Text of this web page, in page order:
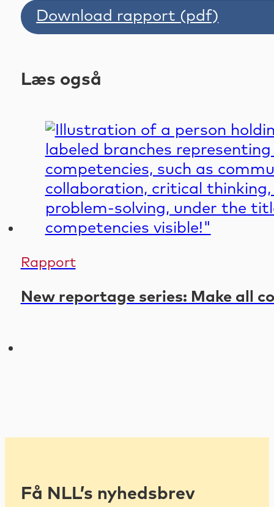
Download rapport (pdf)
Læs også
Rapport
New reportage series: Make all
Få NLL’s nyhedsbrev